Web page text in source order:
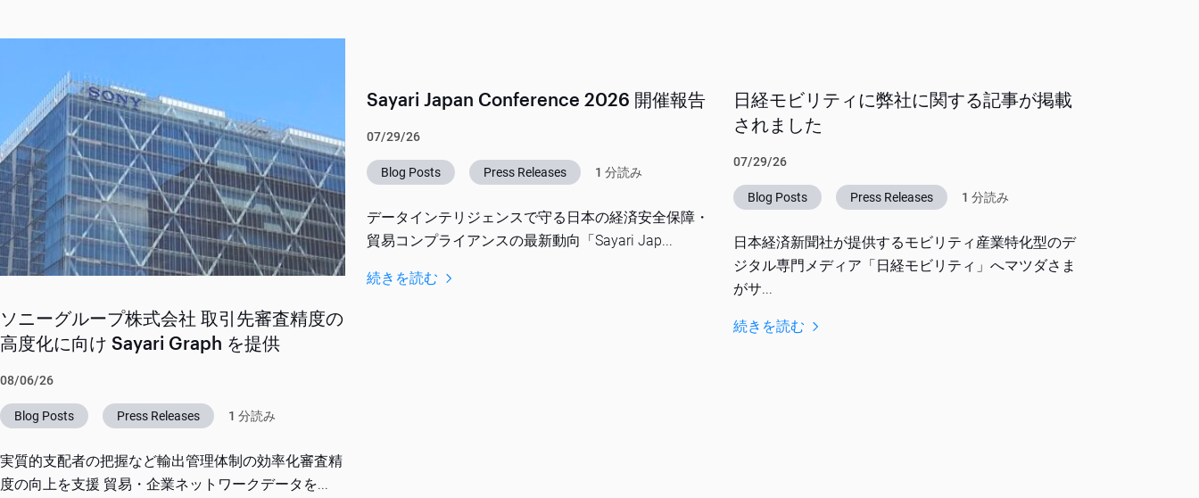
ソニーグループ株式会社 取引先審査精度の
高度化に向け Sayari Graph を提供
08/06/26
Blog Posts Press Releases 1 分読み
実質的支配者の把握など輸出管理体制の効率化審査精
度の向上を支援 貿易・企業ネットワークデータを...
Sayari Japan Conference 2026 開催報告
07/29/26
Blog Posts Press Releases 1 分読み
データインテリジェンスで守る日本の経済安全保障・
貿易コンプライアンスの最新動向「Sayari Jap...
続きを読む
日経モビリティに弊社に関する記事が掲載
されました
07/29/26
Blog Posts Press Releases 1 分読み
日本経済新聞社が提供するモビリティ産業特化型のデ
ジタル専門メディア「日経モビリティ」へマツダさま
がサ...
続きを読む